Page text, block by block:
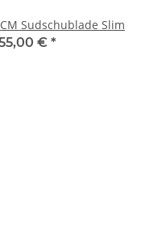
Sudschublade Slim
€ *